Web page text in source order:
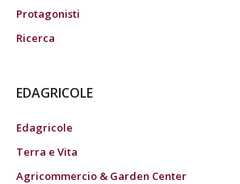
Protagonisti
Ricerca
EDAGRICOLE
Edagricole
Terra e Vita
Agricommercio & Garden Center